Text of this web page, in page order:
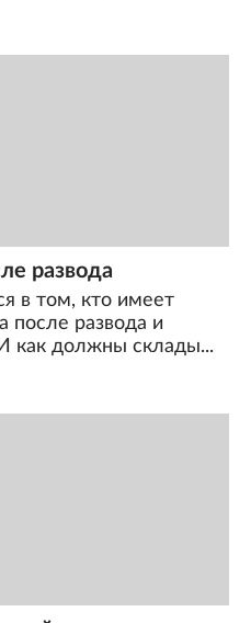
развода
в том, кто имеет
после развода и
как должны склады...